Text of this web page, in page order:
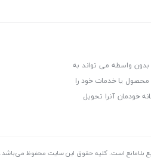
بدون واسطه می تواند به
محصول یا خدمات خود را
خودمان آنرا تحویل
بلامانع است. کليه حقوق اين سايت محفوظ می‌باشد.